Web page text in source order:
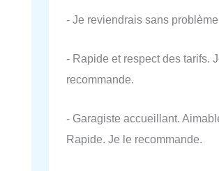
- Je reviendrais sans
- Rapide et respect des tarifs.
recommande.
- Garagiste accueillant.
Rapide. Je le recommande.